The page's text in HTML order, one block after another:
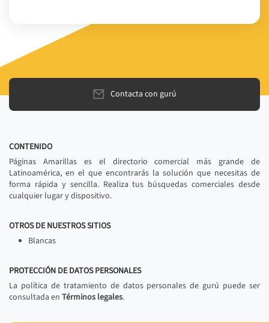
Contacta con gurú
CONTENIDO
Páginas Amarillas es el directorio comercial más grande de
Latinoamérica, en el que encontrarás la solución que necesitas de
forma rápida y sencilla. Realiza tus búsquedas comerciales desde
cualquier lugar y dispositivo.
OTROS DE NUESTROS SITIOS
Blancas
PROTECCIÓN DE DATOS PERSONALES
La política de tratamiento de datos personales de gurú puede ser
consultada en Términos legales.